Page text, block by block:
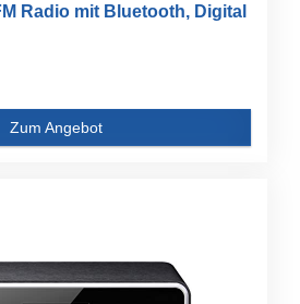
Radio mit Bluetooth, Digital
Zum Angebot